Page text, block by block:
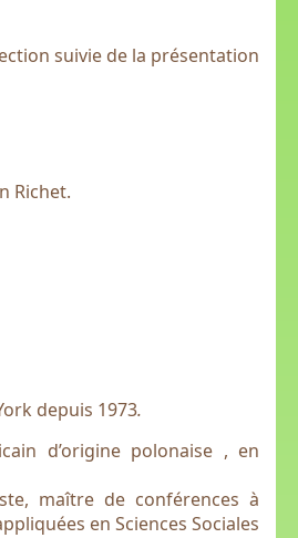
suivie de la présentation
Richet.
depuis 1973.
d’origine polonaise , en
maître de conférences à
en Sciences Sociales